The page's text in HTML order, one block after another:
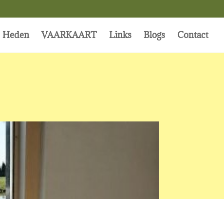
Heden VAARKAART Links Blogs Contact